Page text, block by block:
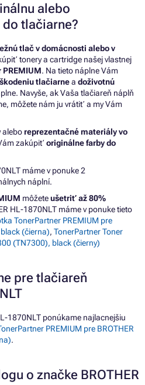
alebo
tlačiarne?
tlač v domácnosti alebo v
tonery a cartridge našej vlastnej
PREMIUM. Na tieto náplne Vám
tlačiarnea doživotnú
Navyše, ak Vaša tlačiareň náplň
môžete nám ju vrátiť a my Vám
aleboreprezentačné materiály vo
zakúpiť originálne farby do
máme v ponuke 2
náplní.
môžeteušetriť až 80%
HL-1870NLT máme v ponuke tieto
TonerPartner PREMIUM pre
(čierna), TonerPartner Toner
(TN7300), black (čierny)
pre tlačiareň
1870NLT ponúkame najlacnejšiu
PREMIUM pre BROTHER
.
o značke BROTHER